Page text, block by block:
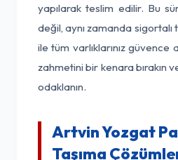
yapılarak teslim edilir. Bu
değil, aynı zamanda sigortalı
ile tüm varlıklarınız güvence
zahmetini bir kenara bırakın
odaklanın.
Artvin Yozgat
Taşıma